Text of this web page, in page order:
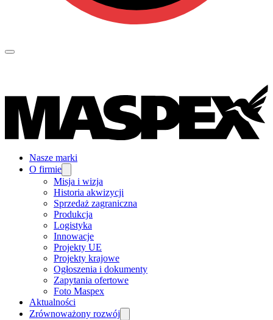
Nasze marki
O firmie
Misja i wizja
Historia akwizycji
Sprzedaż zagraniczna
Produkcja
Logistyka
Innowacje
Projekty UE
Projekty krajowe
Ogłoszenia i dokumenty
Zapytania ofertowe
Foto Maspex
Aktualności
Zrównoważony rozwój